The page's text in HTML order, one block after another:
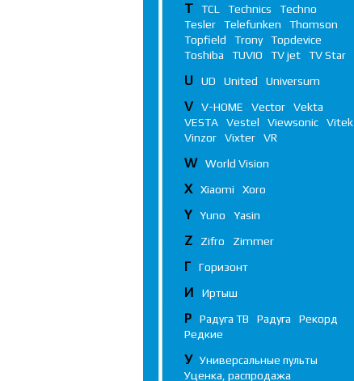
T TCL Technics
Techno
Tesler
Telefunken
Thomson
Topfield
Trony
Topdevice
Toshiba
TUVIO TV jet TV Star
U UD United Universum
V V-HOME Vector
Vekta
VESTA
Vestel Viewsonic
Vitek
Vinzor
Vixter VR
W World Vision
X Xiaomi Xoro
Y Yuno Yasin
Z Zifro Zimmer
Г Горизонт
И Иртыш
Р Радуга ТВ Радуга
Рекорд
Редкие
У
Универсальные пульты
Уценка, распродажа